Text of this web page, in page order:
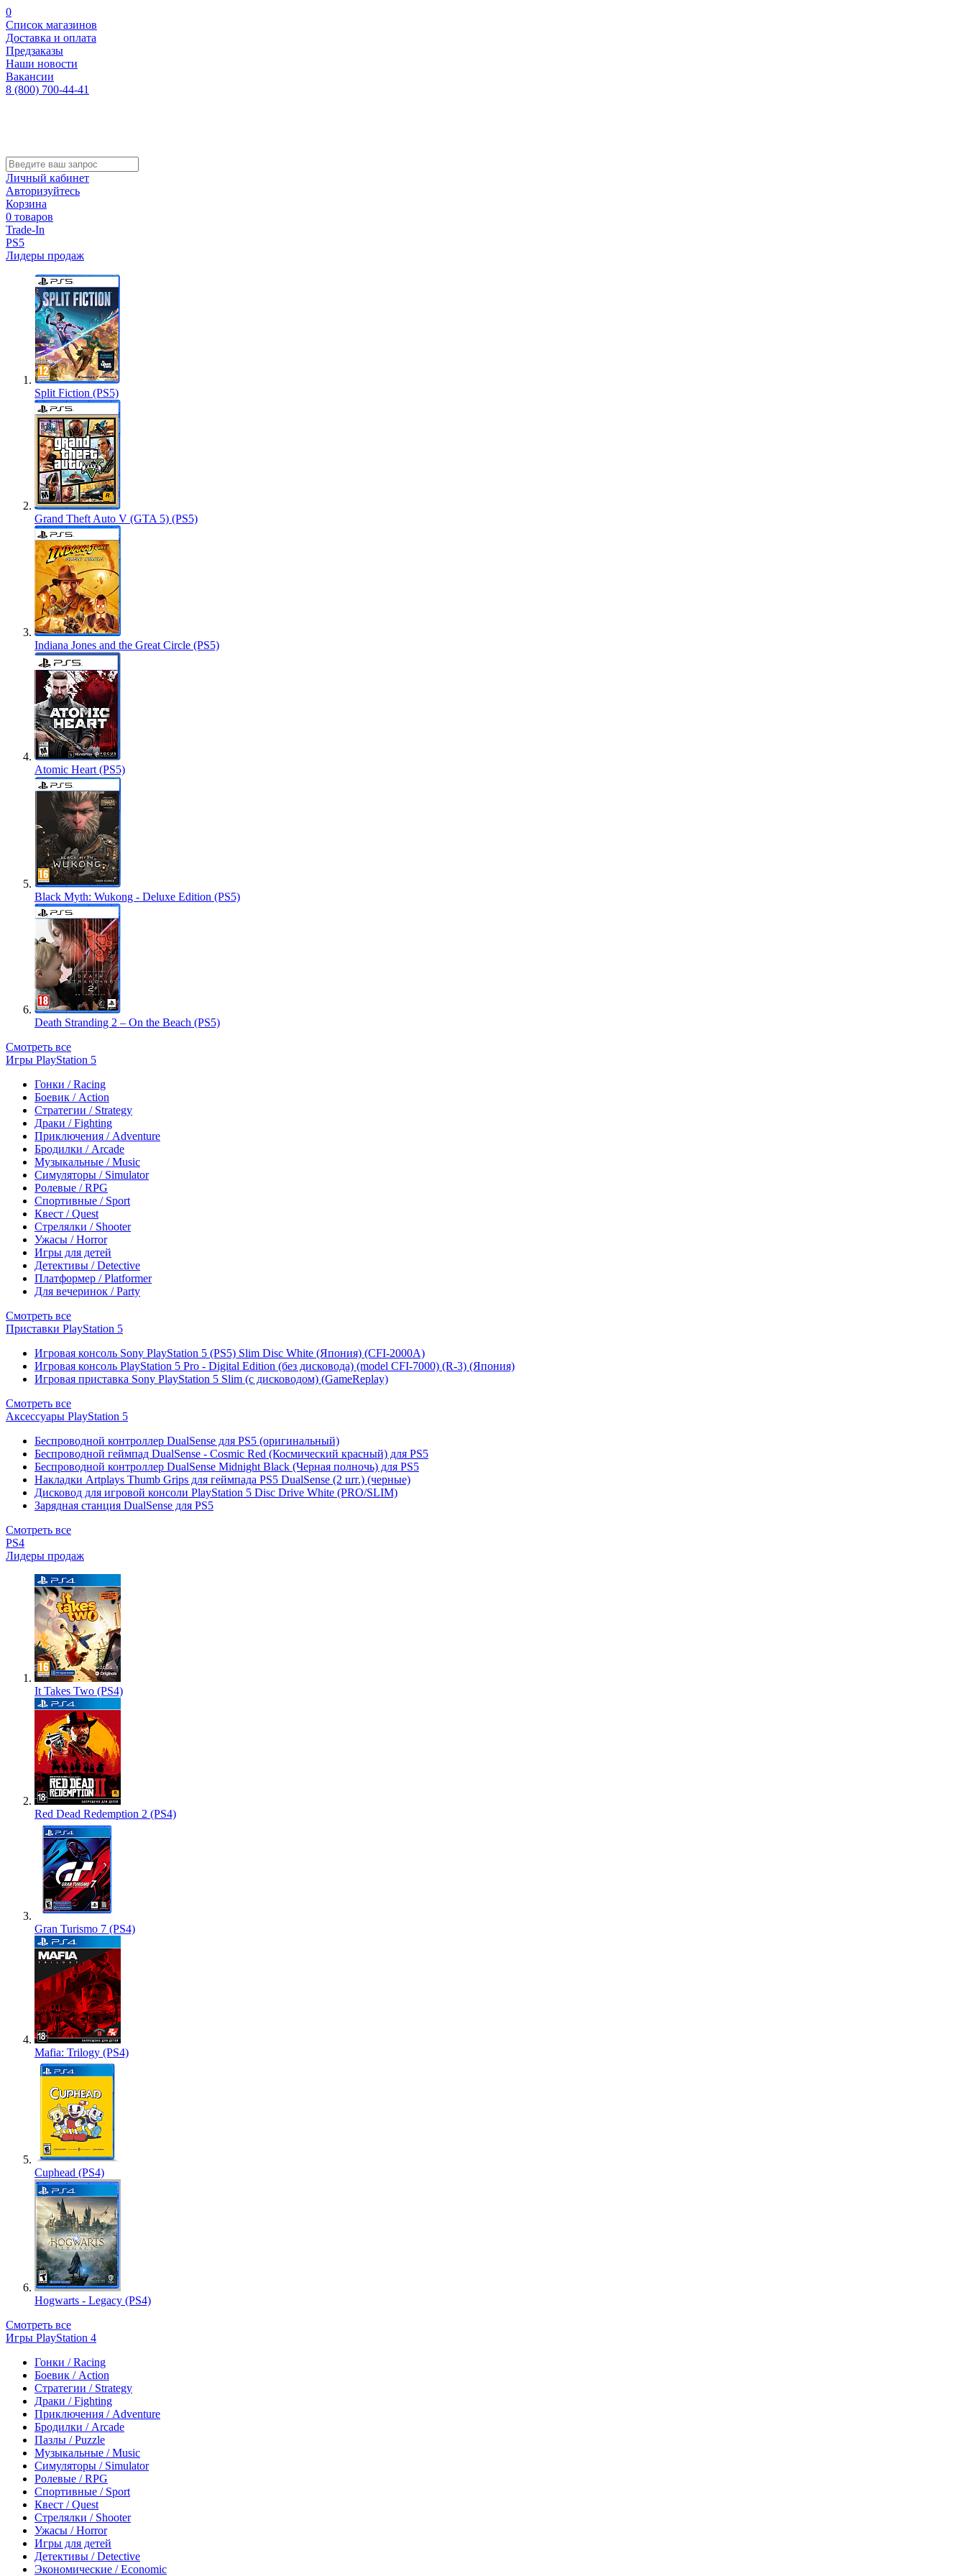
0
Список магазинов
Доставка и оплата
Предзаказы
Наши новости
Вакансии
8 (800) 700-44-41
Личный кабинет
Авторизуйтесь
Корзина
0 товаров
Trade-In
PS5
Лидеры продаж
Split Fiction (PS5)
Grand Theft Auto V (GTA 5) (PS5)
Indiana Jones and the Great Circle (PS5)
Atomic Heart (PS5)
Black Myth: Wukong - Deluxe Edition (PS5)
Death Stranding 2 – On the Beach (PS5)
Смотреть все
Игры PlayStation 5
Гонки / Racing
Боевик / Action
Стратегии / Strategy
Драки / Fighting
Приключения / Adventure
Бродилки / Arcade
Музыкальные / Music
Симуляторы / Simulator
Ролевые / RPG
Спортивные / Sport
Квест / Quest
Стрелялки / Shooter
Ужасы / Horror
Игры для детей
Детективы / Detective
Платформер / Platformer
Для вечеринок / Party
Смотреть все
Приставки PlayStation 5
Игровая консоль Sony PlayStation 5 (PS5) Slim Disc White (Япония) (CFI-2000A)
Игровая консоль PlayStation 5 Pro - Digital Edition (без дисковода) (model CFI-7000) (R-3) (Япония)
Игровая приставка Sony PlayStation 5 Slim (с дисководом) (GameReplay)
Смотреть все
Аксессуары PlayStation 5
Беспроводной контроллер DualSense для PS5 (оригинальный)
Беспроводной геймпад DualSense - Cosmic Red (Космический красный) для PS5
Беспроводной контроллер DualSense Midnight Black (Черная полночь) для PS5
Накладки Artplays Thumb Grips для геймпада PS5 DualSense (2 шт.) (черные)
Дисковод для игровой консоли PlayStation 5 Disc Drive White (PRO/SLIM)
Зарядная станция DualSense для PS5
Смотреть все
PS4
Лидеры продаж
It Takes Two (PS4)
Red Dead Redemption 2 (PS4)
Gran Turismo 7 (PS4)
Mafia: Trilogy (PS4)
Cuphead (PS4)
Hogwarts - Legacy (PS4)
Смотреть все
Игры PlayStation 4
Гонки / Racing
Боевик / Action
Стратегии / Strategy
Драки / Fighting
Приключения / Adventure
Бродилки / Arcade
Пазлы / Puzzle
Музыкальные / Music
Симуляторы / Simulator
Ролевые / RPG
Спортивные / Sport
Квест / Quest
Стрелялки / Shooter
Ужасы / Horror
Игры для детей
Детективы / Detective
Экономические / Economic